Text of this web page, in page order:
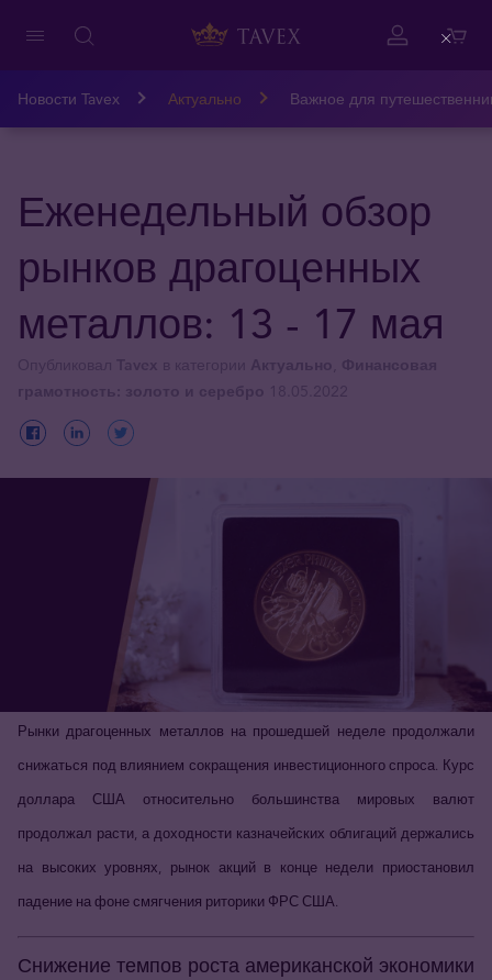
Новости Tavex Актуально Важное для
Еженедельный обзор
рынков драгоценных
металлов: 13 - 17 мая
Рынки драгоценных металлов на прошедшей неделе продолжали
снижаться под влиянием сокращения инвестиционного спроса. Курс
доллара США относительно большинства мировых валют
продолжал расти, а доходности казначейских облигаций держались
на высоких уровнях, рынок акций в конце недели приостановил
падение на фоне смягчения риторики ФРС США.
Снижение темпов роста американской экономики
Close